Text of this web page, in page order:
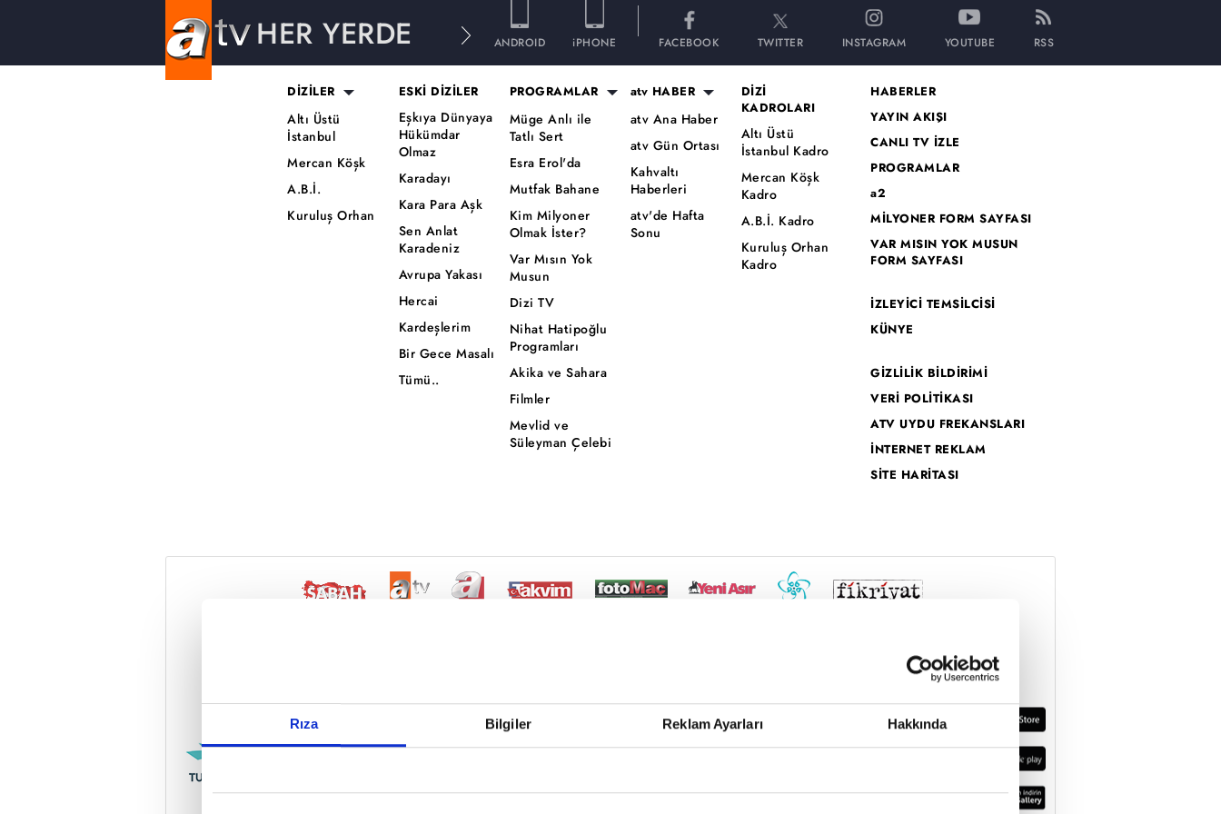
Rıza Bilgiler Reklam Ayarları Hakkında
Reddet
HER YERDE ANDROID iPHONE FACEBOOK TWITTER INSTAGRAM YOUTUBE RSS
DİZİLER
Altı Üstü
İstanbul
Mercan Köşk
A.B.İ.
Kuruluş Orhan
ESKİ DİZİLER
Eşkıya Dünyaya
Hükümdar
Olmaz
Karadayı
Kara Para Aşk
Sen Anlat
Karadeniz
Avrupa Yakası
Hercai
Kardeşlerim
Bir Gece Masalı
Tümü..
PROGRAMLAR
Müge Anlı ile
Tatlı Sert
Esra Erol'da
Mutfak Bahane
Kim Milyoner
Olmak İster?
Var Mısın Yok
Musun
Dizi TV
Nihat Hatipoğlu
Programları
Akika ve Sahara
Filmler
Mevlid ve
Süleyman Çelebi
atv HABER
atv Ana Haber
atv Gün Ortası
Kahvaltı
Haberleri
atv'de Hafta
Sonu
DİZİ
KADROLARI
Altı Üstü
İstanbul Kadro
Mercan Köşk
Kadro
A.B.İ. Kadro
Kuruluş Orhan
Kadro
HABERLER
YAYIN AKIŞI
CANLI TV İZLE
PROGRAMLAR
a2
MİLYONER FORM SAYFASI
VAR MISIN YOK MUSUN
FORM SAYFASI
İZLEYİCİ TEMSİLCİSİ
KÜNYE
GİZLİLİK BİLDİRİMİ
VERİ POLİTİKASI
ATV UYDU FREKANSLARI
İNTERNET REKLAM
SİTE HARİTASI